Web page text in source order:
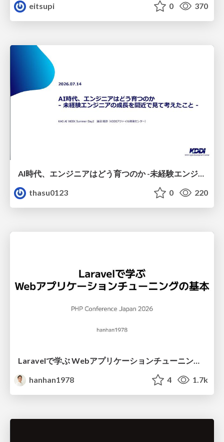
eitsupi
0 370
AI時代、エンジニアはどう育つのか -未経験エンジニアの成長を間近で見て考えたこと-
thasu0123
0 220
hanhan1978
4 1.7k